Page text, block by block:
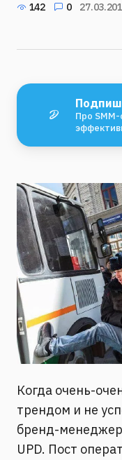
142
0
Про
Когда очень-
трендом и не
бренд-
UPD. Пост